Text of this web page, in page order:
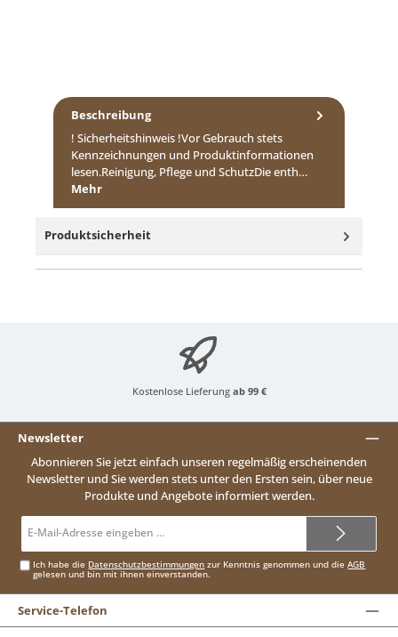
Beschreibung
! Sicherheitshinweis !Vor Gebrauch stets
Kennzeichnungen und Produktinformationen
lesen.Reinigung, Pflege und SchutzDie enth…
Mehr
Produktsicherheit
Kostenlose Lieferung ab 99 €
Newsletter
Abonnieren Sie jetzt einfach unseren regelmäßig erscheinenden
Newsletter und Sie werden stets unter den Ersten sein, über neue
Produkte und Angebote informiert werden.
Mail-
Ich habe die Datenschutzbestimmungen zur Kenntnis genommen und dieAGB
gelesen und bin mit ihnen einverstanden.
Service-Telefon